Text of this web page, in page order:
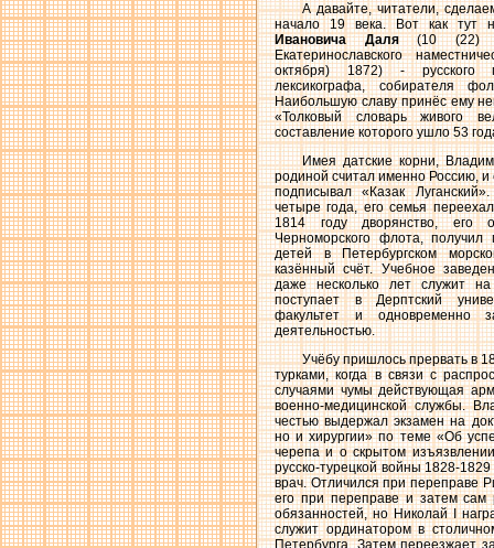
А давайте, читатели,
начало 19 века. Вот как тут
Ивановича Даля(10 (22)
Екатеринославского
октября) 1872) - русского
лексикографа, собирателя
Наибольшую славу принёс ему
«Толковый словарь живого
составление которого ушло 53
Имея датские корни,
родиной считал именно Россию,
подписывал «Казак
четыре года, его семья
1814 году дворянство, его
Черноморского флота,
детей в Петербургском
казённый счёт. Учебное
даже несколько лет служит
поступает в Дерптский
факультет и одновременно
деятельностью.
Учёбу пришлось прервать в
турками, когда в связи с
случаями чумы действующая
военно-медицинской службы.
честью выдержал экзамен на
но и хирургии» по теме «Об
черепа и о скрытом
русско-турецкой войны 1828-
врач. Отличился при переправе
его при переправе и затем сам
обязанностей, но Николай I
служит ординатором в